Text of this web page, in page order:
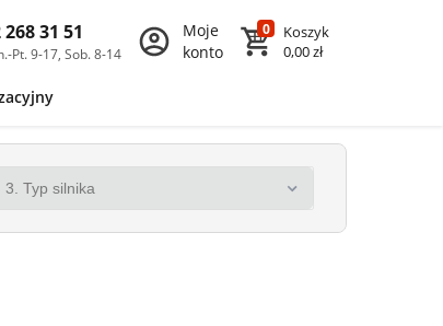
268 31 51
Pt. 9-17, Sob. 8-14
Moje
konto
0
Koszyk
0,00 zł